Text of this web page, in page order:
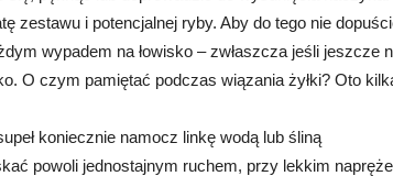
zestawu i potencjalnej ryby. Aby do tego nie
wypadem na łowisko – zwłaszcza jeśli jeszcze
O czym pamiętać podczas wiązania żyłki? Oto
koniecznie namocz linkę wodą lub śliną
powoli jednostajnym ruchem, przy lekkim